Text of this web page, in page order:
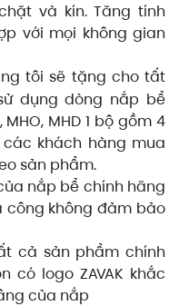
và kín. Tăng tính
với mọi không gian
tôi sẽ tặng cho tất
dụng dòng nắp bể
MHD 1 bộ gồm 4
khách hàng mua
sản phẩm.
nắp bể chính hãng
công không đảm bảo
cả sản phẩm chính
có logo ZAVAK khắc
của nắp